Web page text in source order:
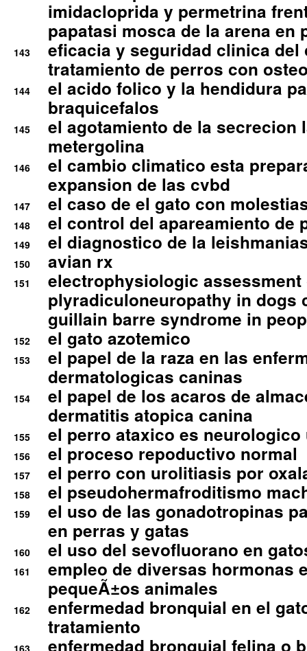
imidacloprida y permetrina
papatasi mosca de la arena en
143
eficacia y seguridad clinica del
tratamiento de perros con
144
el acido folico y la hendidura
braquicefalos
145
el agotamiento de la secrecion
metergolina
146
el cambio climatico esta
expansion de las cvbd
147 el caso de el gato con
148 el control del apareamiento de
149 el diagnostico de la
150 avian rx
151
electrophysiologic assessment
plyradiculoneuropathy in dogs
guillain barre syndrome in
152 el gato azotemico
153
el papel de la raza en las
dermatologicas caninas
154
el papel de los acaros de
dermatitis atopica canina
155 el perro ataxico es
156 el proceso repoductivo normal
157 el perro con urolitiasis por
158 el pseudohermafroditismo
159
el uso de las gonadotropinas
en perras y gatas
160 el uso del sevofluorano en
161
empleo de diversas hormonas
pequeÃ±os animales
162
enfermedad bronquial en el
tratamiento
enfermedad bronquial felina o